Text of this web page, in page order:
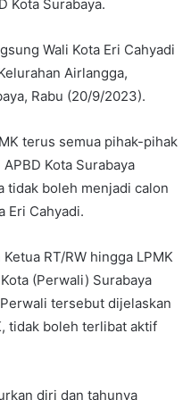
Kota Surabaya.
Wali Kota Eri Cahyadi
Airlangga,
Rabu (20/9/2023).
terus semua pihak-pihak
Kota Surabaya
tidak boleh menjadi calon
Eri Cahyadi.
RT/RW hingga LPMK
(Perwali) Surabaya
tersebut dijelaskan
tidak boleh terlibat aktif
diri dan tahunya